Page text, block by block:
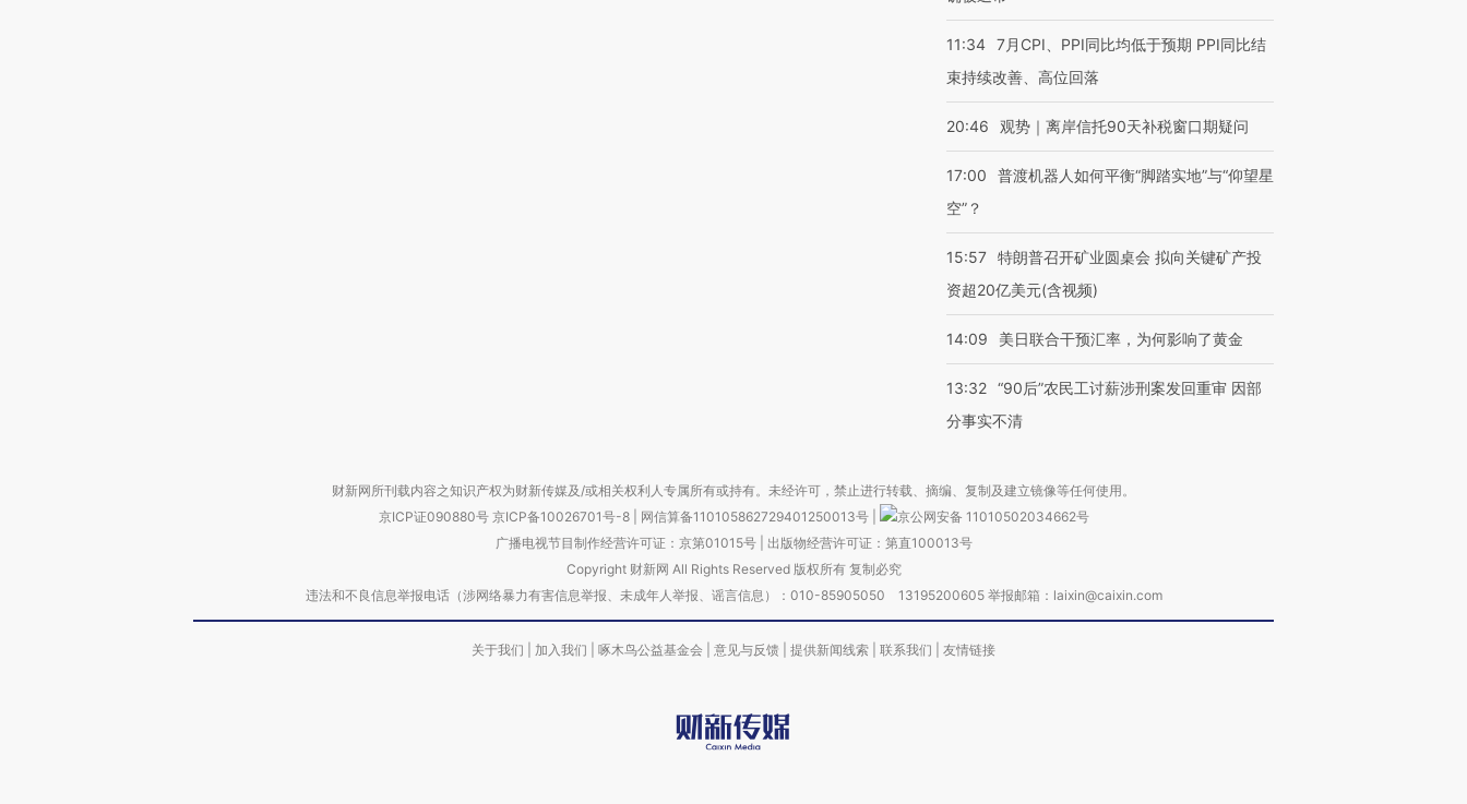
11:34 7月CPI、PPI同比均低于预期 PPI同比结
束持续改善、高位回落
20:46 观势｜离岸信托90天补税窗口期疑问
17:00
普渡机器人如何平衡“脚踏实地”与“仰望星
空”？
15:57 特朗普召开矿业圆桌会 拟向关键矿产投
资超20亿美元(含视频)
14:09 美日联合干预汇率，为何影响了黄金
13:32 “90后”农民工讨薪涉刑案发回重审 因部
分事实不清
财新网所刊载内容之知识产权为财新传媒及/或相关权利人专属所有或持有。未经许可，禁止进行转载、摘编、复制及建立镜像等任何使用。
京ICP证090880号 京ICP备10026701号-8 网信算备110105862729401250013号
京公网安备 11010502034662号
广播电视节目制作经营许可证：京第01015号| 出版物经营许可证：第直100013号
Copyright 财新网 All Rights Reserved 版权所有 复制必究
违法和不良信息举报电话（涉网络暴力有害信息举报、未成年人举报、谣言信息）：010-85905050 13195200605 举报邮箱：laixin@caixin.com
关于我们 加入我们 啄木鸟公益基金会 意见与反馈 提供新闻线索 联系我们 友情链接